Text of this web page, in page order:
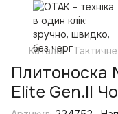
Каталог
Плитоноска
Elite Gen.II